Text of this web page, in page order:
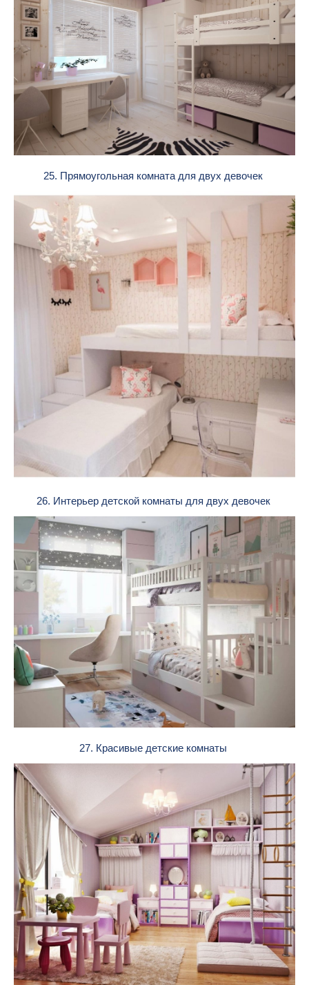
25. Прямоугольная комната для двух девочек
26. Интерьер детской комнаты для двух девочек
27. Красивые детские комнаты